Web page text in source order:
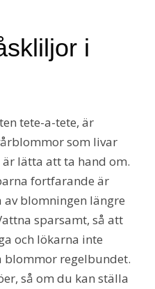
i
tete-a-tete, är
som livar
lätta att ta hand om.
fortfarande är
blomningen längre
sparsamt, så att
och lökarna inte
blommor regelbundet.
så om du kan ställa